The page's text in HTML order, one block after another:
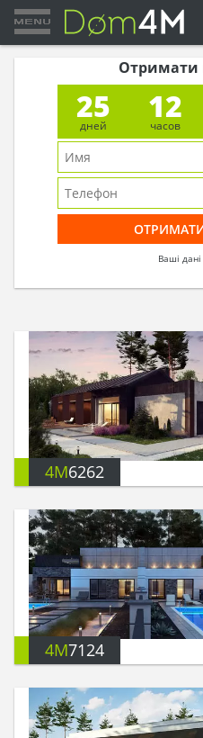
Отримати
25
дней
12
часов
Ваші
4M6262
4M7124